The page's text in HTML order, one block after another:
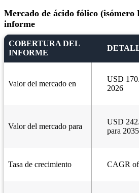
Mercado de ácido fólico
informe
COBERTURA DEL
INFORME
Valor del mercado en
USD
2026
Valor del mercado para
USD
para 2035
Tasa de crecimiento CAGR of